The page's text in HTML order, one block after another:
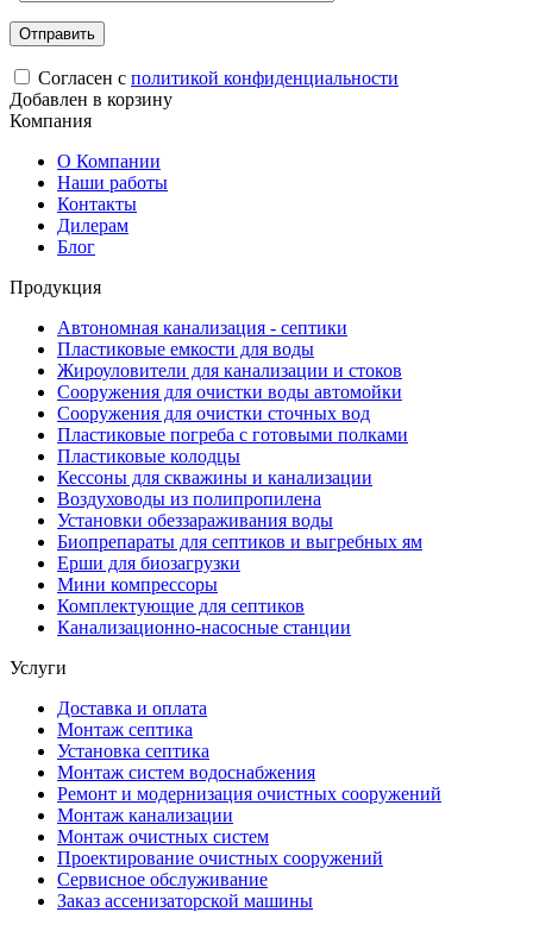
Согласен с политикой конфиденциальности
Добавлен в корзину
Компания
О Компании
Наши работы
Контакты
Дилерам
Блог
Продукция
Автономная канализация - септики
Пластиковые емкости для воды
Жироуловители для канализации и стоков
Сооружения для очистки воды автомойки
Сооружения для очистки сточных вод
Пластиковые погреба с готовыми полками
Пластиковые колодцы
Кессоны для скважины и канализации
Воздуховоды из полипропилена
Установки обеззараживания воды
Биопрепараты для септиков и выгребных ям
Ерши для биозагрузки
Мини компрессоры
Комплектующие для септиков
Канализационно-насосные станции
Услуги
Доставка и оплата
Монтаж септика
Установка септика
Монтаж систем водоснабжения
Ремонт и модернизация очистных сооружений
Монтаж канализации
Монтаж очистных систем
Проектирование очистных сооружений
Сервисное обслуживание
Заказ ассенизаторской машины